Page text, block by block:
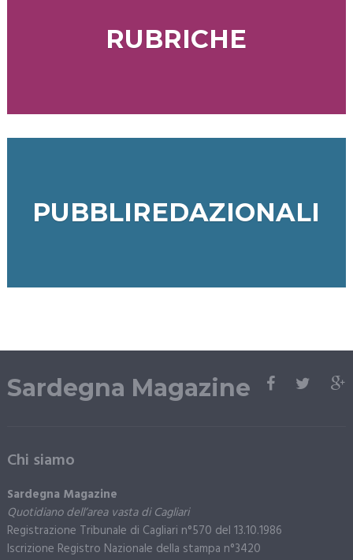
RUBRICHE
PUBBLIREDAZIONALI
Sardegna Magazine
Chi siamo
Sardegna Magazine
Quotidiano dell’area vasta di Cagliari
Registrazione Tribunale di Cagliari n°570 del 13.10.1986
Iscrizione Registro Nazionale della stampa n°3420